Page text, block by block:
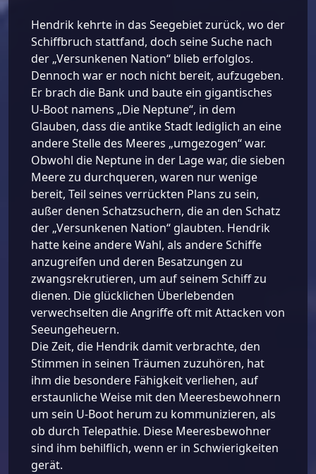
Hendrik kehrte in das Seegebiet zurück, wo der
Schiffbruch stattfand, doch seine Suche nach
der „Versunkenen Nation“ blieb erfolglos.
Dennoch war er noch nicht bereit, aufzugeben.
Er brach die Bank und baute ein gigantisches
U-Boot namens „Die Neptune“, in dem
Glauben, dass die antike Stadt lediglich an eine
andere Stelle des Meeres „umgezogen“ war.
Obwohl die Neptune in der Lage war, die sieben
Meere zu durchqueren, waren nur wenige
bereit, Teil seines verrückten Plans zu sein,
außer denen Schatzsuchern, die an den Schatz
der „Versunkenen Nation“ glaubten. Hendrik
hatte keine andere Wahl, als andere Schiffe
anzugreifen und deren Besatzungen zu
zwangsrekrutieren, um auf seinem Schiff zu
dienen. Die glücklichen Überlebenden
verwechselten die Angriffe oft mit Attacken von
Seeungeheuern.
Die Zeit, die Hendrik damit verbrachte, den
Stimmen in seinen Träumen zuzuhören, hat
ihm die besondere Fähigkeit verliehen, auf
erstaunliche Weise mit den Meeresbewohnern
um sein U-Boot herum zu kommunizieren, als
ob durch Telepathie. Diese Meeresbewohner
sind ihm behilflich, wenn er in Schwierigkeiten
gerät.